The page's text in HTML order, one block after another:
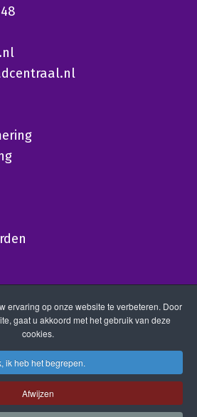
ervaring op onze website te verbeteren. Door
gaat u akkoord met het gebruik van deze
cookies.
ik heb het begrepen.
Afwijzen